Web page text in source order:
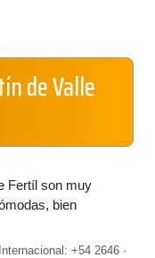
de Valle
Fertíl son muy
bien
+54 2646 ·